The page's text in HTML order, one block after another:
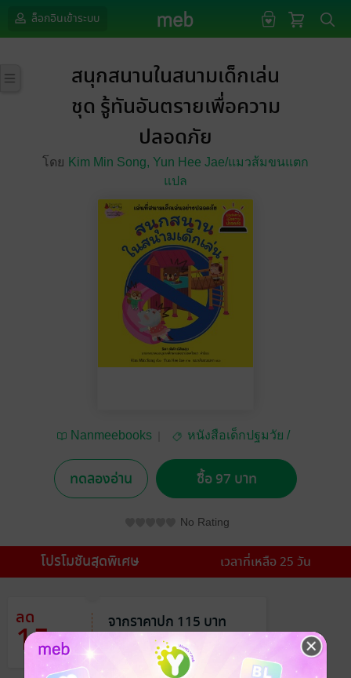
ล็อกอินเข้าระบบ
สนุกสนานในสนามเด็กเล่น
ชุด รู้ทันอันตรายเพื่อความ
ปลอดภัย
โดย Kim Min Song, Yun Hee Jae/แมวส้มขนแตก
แปล
Nanmeebooks
หนังสือเด็กปฐมวัย /
ทดลองอ่าน ซื้อ 97 บาท
No Rating
โปรโมชันสุดพิเศษ เวลาที่เหลือ 25 วัน
ลด
15%
จากราคาปก 115 บาท
เหลือเพียง 97 บาท